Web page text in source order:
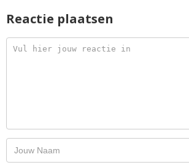
Reactie plaatsen